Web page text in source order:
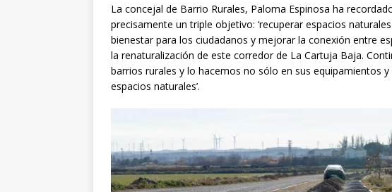
La concejal de Barrio Rurales, Paloma Espinosa ha
precisamente un triple objetivo: ‘recuperar espacios
bienestar para los ciudadanos y mejorar la conexión entre
la renaturalización de este corredor de La Cartuja Baja.
barrios rurales y lo hacemos no sólo en sus equipamientos
espacios naturales’.